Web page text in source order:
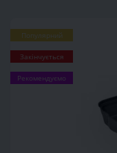
Популярний
Закінчується
Рекомендуємо